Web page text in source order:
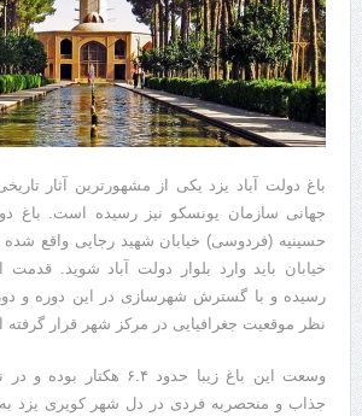
باغ دولت آباد یزد یکی از مشهورترین آثار
جهانی سازمان یونسکو نیز رسیده است. باغ
حسینیه (فردوسی) خیابان شهید رجایی واقع
خیابان باید وارد بلوار دولت آباد شوید. قدمت
رسیده و با گسترش شهرسازی در این دوره و
نظر موقعیت جغرافیایی در مرکز شهر قرار
وسعت این باغ زیبا حدود ۶.۴
جذاب و منحصربه فردی در دل شهر کویری یزد به